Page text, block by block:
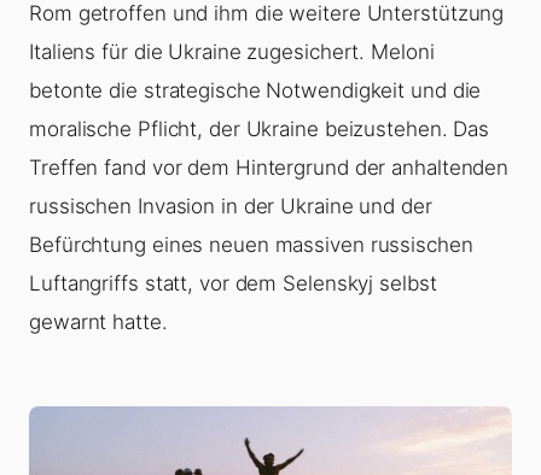
Rom getroffen und ihm die weitere Unterstützung
Italiens für die Ukraine zugesichert. Meloni
betonte die strategische Notwendigkeit und die
moralische Pflicht, der Ukraine beizustehen. Das
Treffen fand vor dem Hintergrund der anhaltenden
russischen Invasion in der Ukraine und der
Befürchtung eines neuen massiven russischen
Luftangriffs statt, vor dem Selenskyj selbst
gewarnt hatte.